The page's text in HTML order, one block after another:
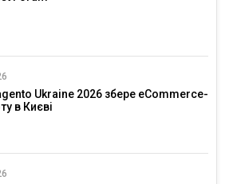
Ukraine 2026 збере eCommerce-
в Києві